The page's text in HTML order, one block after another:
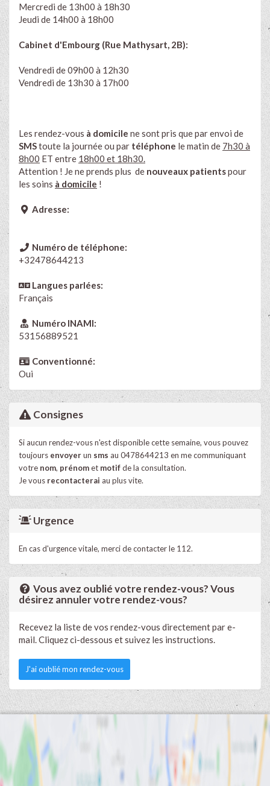
Mercredi de 13h00 à 18h30
Jeudi de 14h00 à 18h00
Cabinet d'Embourg (Rue Mathysart, 2B):
Vendredi de 09h00 à 12h30
Vendredi de 13h30 à 17h00
Les rendez-vous à domicile ne sont pris que par envoi de
SMStoute la journée ou par téléphone le matin de 7h30 à
8h00 ET entre 18h00 et 18h30.
Attention ! Je ne prends plus de nouveaux patientspour
les soins à domicile !
Adresse:
Numéro de téléphone:
+32478644213
Langues parlées:
Français
Numéro INAMI:
53156889521
Conventionné:
Oui
Consignes
Si aucun rendez-vous n'est disponible cette semaine, vous pouvez
toujours envoyerun sms au 0478644213 en me communiquant
votre nom, prénomet motifde la consultation.
Je vous recontacterai au plus vite.
Urgence
En cas d'urgence vitale, merci de contacter le 112.
Vous avez oublié votre rendez-vous? Vous
désirez annuler votre rendez-vous?
Recevez la liste de vos rendez-vous directement par e-
mail. Cliquez ci-dessous et suivez les instructions.
J'ai oublié mon rendez-vous